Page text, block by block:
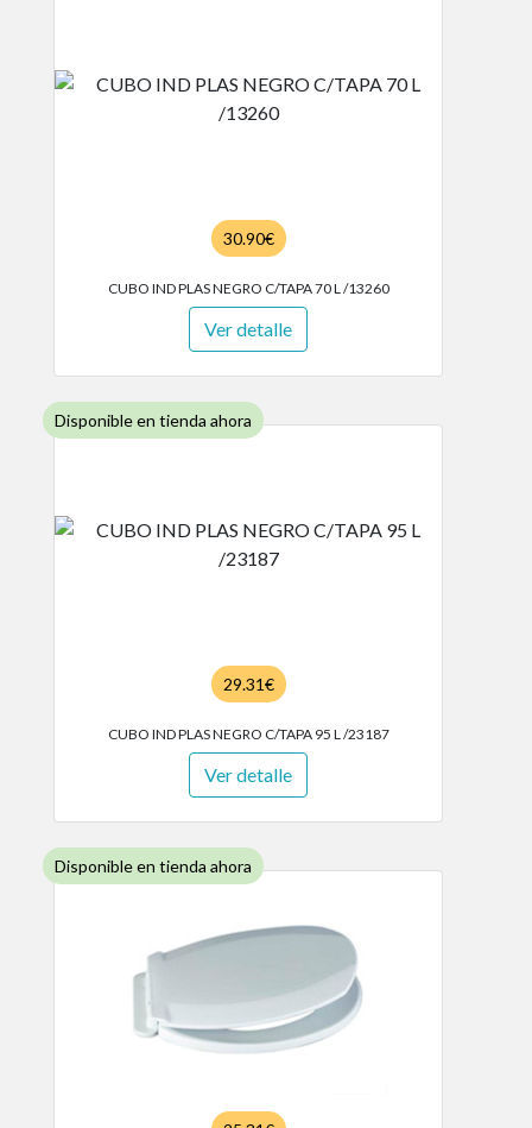
30.90€
CUBO IND PLAS NEGRO C/TAPA 70 L /13260
Ver detalle
Disponible en tienda ahora
29.31€
CUBO IND PLAS NEGRO C/TAPA 95 L /23187
Ver detalle
Disponible en tienda ahora